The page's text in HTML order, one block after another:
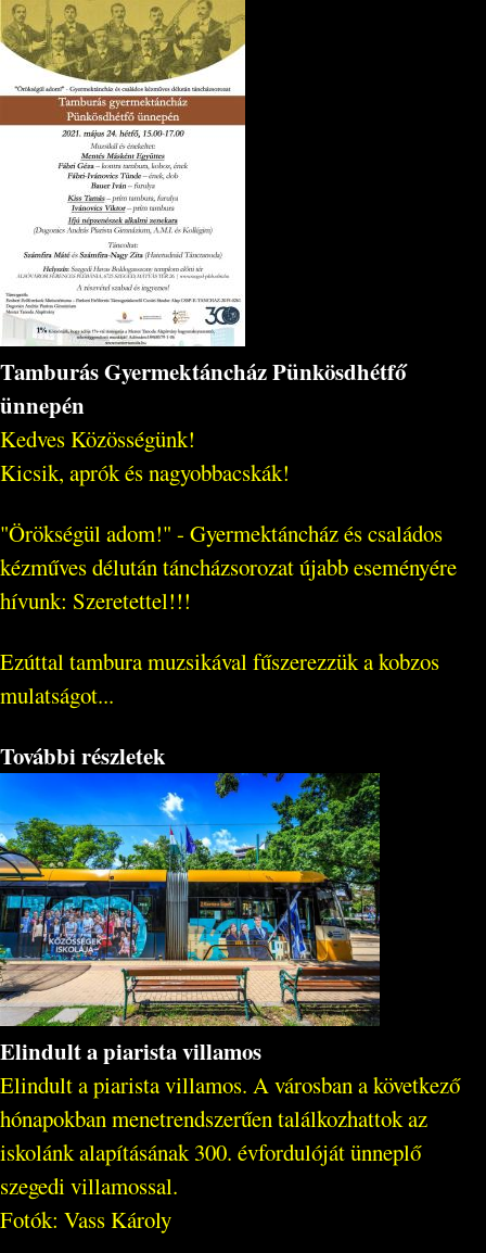
Tamburás Gyermektáncház Pünkösdhétfő
ünnepén
Kedves Közösségünk!
Kicsik, aprók és nagyobbacskák!
"Örökségül adom!" - Gyermektáncház és családos
kézműves délután táncházsorozat újabb eseményére
hívunk: Szeretettel!!!
Ezúttal tambura muzsikával fűszerezzük a kobzos
mulatságot...
További részletek
Elindult a piarista villamos
Elindult a piarista villamos. A városban a következő
hónapokban menetrendszerűen találkozhattok az
iskolánk alapításának 300. évfordulóját ünneplő
szegedi villamossal.
Fotók: Vass Károly